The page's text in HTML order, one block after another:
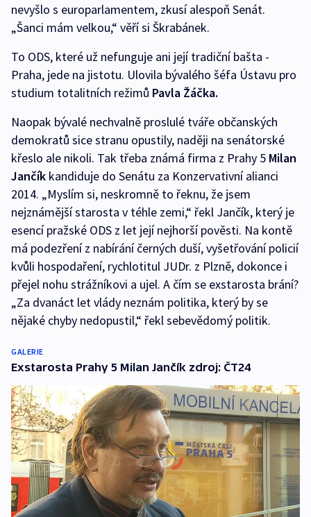
nevyšlo s europarlamentem, zkusí alespoň Senát.
„Šanci mám velkou,“ věří si Škrabánek.
To ODS, které už nefunguje ani její tradiční bašta -
Praha, jede na jistotu. Ulovila bývalého šéfa Ústavu pro
studium totalitních režimů Pavla Žáčka.
Naopak bývalé nechvalně proslulé tváře občanských
demokratů sice stranu opustily, naději na senátorské
křeslo ale nikoli. Tak třeba známá firma z Prahy 5 Milan
Jančík kandiduje do Senátu za Konzervativní alianci
2014. „Myslím si, neskromně to řeknu, že jsem
nejznámější starosta v téhle zemi,“ řekl Jančík, který je
esencí pražské ODS z let její nejhorší pověsti. Na kontě
má podezření z nabírání černých duší, vyšetřování policií
kvůli hospodaření, rychlotitul JUDr. z Plzně, dokonce i
přejel nohu strážníkovi a ujel. A čím se exstarosta brání?
„Za dvanáct let vlády neznám politika, který by se
nějaké chyby nedopustil,“ řekl sebevědomý politik.
GALERIE
Exstarosta Prahy 5 Milan Jančík zdroj: ČT24